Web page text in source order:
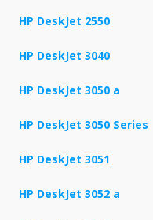
HP DeskJet 2550
HP DeskJet 3040
HP DeskJet 3050 a
HP DeskJet 3050 Series
HP DeskJet 3051
HP DeskJet 3052 a